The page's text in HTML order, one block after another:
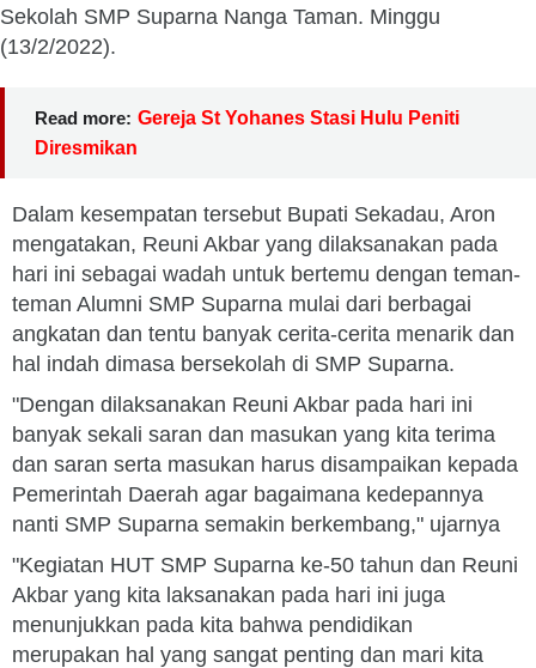
Sekolah SMP Suparna Nanga Taman. Minggu
(13/2/2022).
Read more: Gereja St Yohanes Stasi Hulu Peniti
Diresmikan
Dalam kesempatan tersebut Bupati Sekadau, Aron
mengatakan, Reuni Akbar yang dilaksanakan pada
hari ini sebagai wadah untuk bertemu dengan teman-
teman Alumni SMP Suparna mulai dari berbagai
angkatan dan tentu banyak cerita-cerita menarik dan
hal indah dimasa bersekolah di SMP Suparna.
"Dengan dilaksanakan Reuni Akbar pada hari ini
banyak sekali saran dan masukan yang kita terima
dan saran serta masukan harus disampaikan kepada
Pemerintah Daerah agar bagaimana kedepannya
nanti SMP Suparna semakin berkembang," ujarnya
"Kegiatan HUT SMP Suparna ke-50 tahun dan Reuni
Akbar yang kita laksanakan pada hari ini juga
menunjukkan pada kita bahwa pendidikan
merupakan hal yang sangat penting dan mari kita